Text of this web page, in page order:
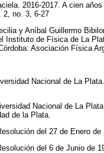
2016-2017. A cien
2, no. 3, 6-27
y Aníbal Guillermo
Instituto de Física de La
Asociación Física
Nacional de La
Nacional de La
de la Plata.
del 27 de Enero
del 6 de Junio de